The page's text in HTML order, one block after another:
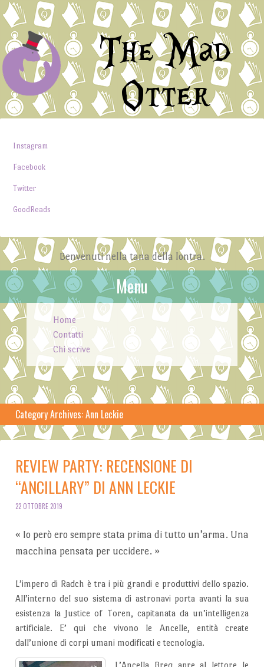
The Mad
Otter
Instagram
Facebook
Twitter
GoodReads
Benvenuti nella tana della lontra.
Menu
Skip to content
Home
Contatti
Chi scrive
Category Archives:Ann Leckie
REVIEW PARTY: RECENSIONE DI
“ANCILLARY” DI ANN LECKIE
22 OTTOBRE 2019
« Io però ero sempre stata prima di tutto un’arma. Una
macchina pensata per uccidere. »
L’impero di Radch è tra i più grandi e produttivi dello spazio.
All’interno del suo sistema di astronavi porta avanti la sua
esistenza la Justice of Toren, capitanata da un’intelligenza
artificiale. E’ qui che vivono le Ancelle, entità create
dall’unione di corpi umani modificati e tecnologia.
L’Ancella Breq apre al lettore le